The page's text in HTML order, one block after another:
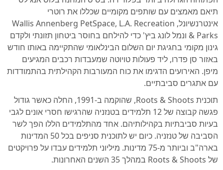
תיאם מאמצים עם שותפים מקומיים שכללו את רוטרי
אינטרנשיונל, Wallis Annenberg PetSpace, L.A. Recreation
& Parks ונמל לונג ביץ' כדי להילחם בחוסר ביטחון תזונתי ולקדם
גינון מקומי בחגיגת יום השלום הבינלאומי שהתקיימה באותו חודש
באזור סן פדרו, ליד פעולות טויוטה שמעבדות רכבים המגיעים
מיפן. האירועים הדגימו את כוח המעורבות הקהילתית בהתמודדות
עם אתגרים סביבתיים.
תוכנית Roots & Shoots, שהוקמה ב-1991, החלה כאשר גודול
פגשה קבוצה של 12 תלמידים בטנזניה שהרגישו חסרי אונים לגבי
בעיות סביבתיות בקהילותיהם. אחד מהתלמידים הללו הפך לשר
הסביבה של טנזניה. כיום יש לתוכנית סניפים בכל 50 המדינות
בארה"ב וביותר מ-75 מדינות. מיליוני תלמידים עבדו על פרויקטים
של Roots & Shoots במהלך 35 השנים האחרונות.